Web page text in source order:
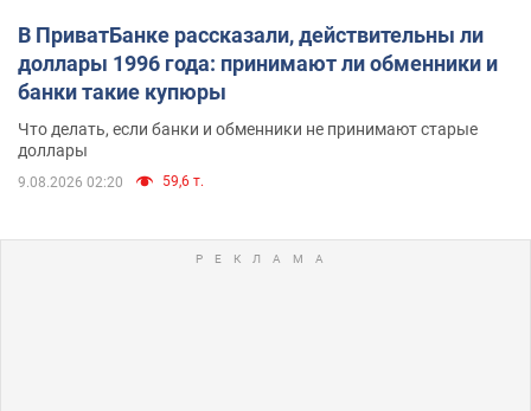
В ПриватБанке рассказали, действительны ли
доллары 1996 года: принимают ли обменники и
банки такие купюры
Что делать, если банки и обменники не принимают старые
доллары
9.08.2026 02:20 59,6 т.